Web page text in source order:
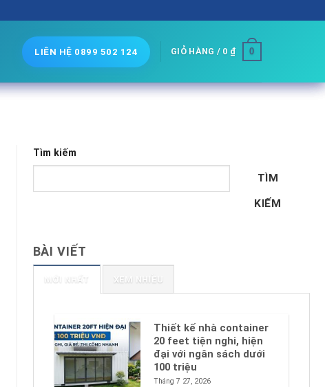
LIÊN HỆ 0899 502 124 GIỎ HÀNG / 0 ₫ 0
Tìm kiếm
TÌM
KIẾM
BÀI VIẾT
MỚI NHẤT XEM NHIỀU
Thiết kế nhà container
20 feet tiện nghi, hiện
đại với ngân sách dưới
100 triệu
Tháng 7 27, 2026